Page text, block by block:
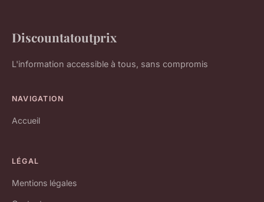
Discountatoutprix
L'information accessible à tous, sans compromis
NAVIGATION
Accueil
LÉGAL
Mentions légales